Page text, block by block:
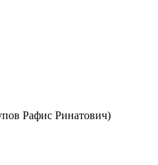
Рафис Ринатович)